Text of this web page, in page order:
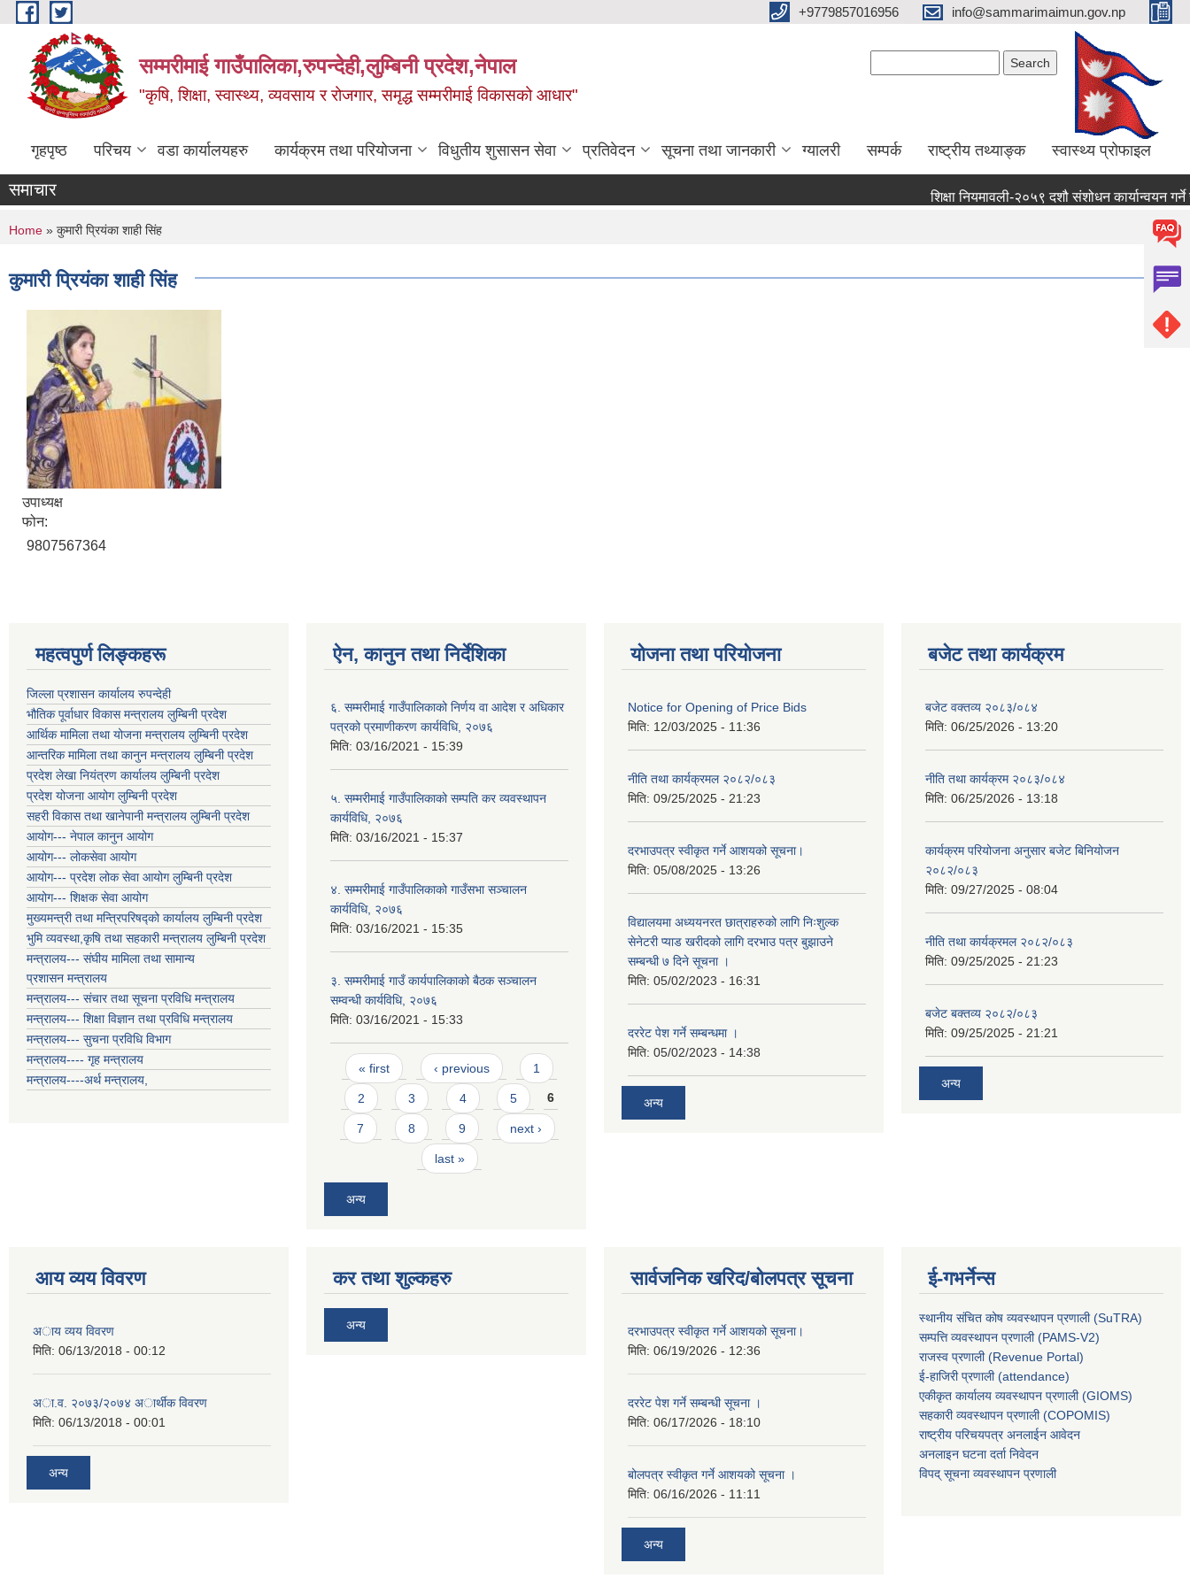
Skip to main content +9779857016956 info@sammarimaimun.gov.np
सम्मरीमाई गाउँपालिका,रुपन्देही,लुम्बिनी प्रदेश,नेपाल
"कृषि, शिक्षा, स्वास्थ्य, व्यवसाय र रोजगार, समृद्ध सम्मरीमाई विकासको आधार"
गृहपृष्ठ परिचय वडा कार्यालयहरु कार्यक्रम तथा परियोजना विधुतीय शुसासन सेवा प्रतिवेदन सूचना तथा जानकारी ग्यालरी सम्पर्क राष्ट्रीय तथ्याङ्क स्वास्थ्य प्रोफाइल
समाचार शिक्षा नियमावली-२०५९ दशौ संशोधन कार्यान्वयन गर्ने
You are here
Home » कुमारी प्रियंका शाही सिंह
कुमारी प्रियंका शाही सिंह
उपाध्यक्ष
फोन:
9807567364
महत्वपुर्ण लिङ्कहरू
जिल्ला प्रशासन कार्यालय रुपन्देही
भौतिक पूर्वाधार विकास मन्त्रालय लुम्बिनी प्रदेश
आर्थिक मामिला तथा योजना मन्त्रालय लुम्बिनी प्रदेश
आन्तरिक मामिला तथा कानुन मन्त्रालय लुम्बिनी प्रदेश
प्रदेश लेखा नियंत्रण कार्यालय लुम्बिनी प्रदेश
प्रदेश योजना आयोग लुम्बिनी प्रदेश
सहरी विकास तथा खानेपानी मन्त्रालय लुम्बिनी प्रदेश
आयोग--- नेपाल कानुन आयोग
आयोग--- लोकसेवा आयोग
आयोग--- प्रदेश लोक सेवा आयोग लुम्बिनी प्रदेश
आयोग--- शिक्षक सेवा आयोग
मुख्यमन्त्री तथा मन्त्रिपरिषद्को कार्यालय लुम्बिनी प्रदेश
भुमि व्यवस्था,कृषि तथा सहकारी मन्त्रालय लुम्बिनी प्रदेश
मन्त्रालय--- संघीय मामिला तथा सामान्य
प्रशासन मन्त्रालय
मन्त्रालय--- संचार तथा सूचना प्रविधि मन्त्रालय
मन्त्रालय--- शिक्षा विज्ञान तथा प्रविधि मन्त्रालय
मन्त्रालय--- सुचना प्रविधि विभाग
मन्त्रालय---- गृह मन्त्रालय
मन्त्रालय----अर्थ मन्त्रालय,
ऐन, कानुन तथा निर्देशिका
६. सम्मरीमाई गाउँपालिकाको निर्णय वा आदेश र अधिकार
पत्रको प्रमाणीकरण कार्यविधि, २०७६
मिति: 03/16/2021 - 15:39
५. सम्मरीमाई गाउँपालिकाको सम्पति कर व्यवस्थापन
कार्यविधि, २०७६
मिति: 03/16/2021 - 15:37
४. सम्मरीमाई गाउँपालिकाको गाउँसभा सञ्चालन
कार्यविधि, २०७६
मिति: 03/16/2021 - 15:35
३. सम्मरीमाई गाउँ कार्यपालिकाको बैठक सञ्चालन
सम्वन्धी कार्यविधि, २०७६
मिति: 03/16/2021 - 15:33
Pages
« first ‹ previous 1
2 3 4 5 6
7 8 9 next ›
last »
अन्य
योजना तथा परियोजना
Notice for Opening of Price Bids
मिति: 12/03/2025 - 11:36
नीति तथा कार्यक्रमल २०८२/०८३
मिति: 09/25/2025 - 21:23
दरभाउपत्र स्वीकृत गर्ने आशयको सूचना।
मिति: 05/08/2025 - 13:26
विद्यालयमा अध्ययनरत छात्राहरुको लागि निःशुल्क
सेनेटरी प्याड खरीदको लागि दरभाउ पत्र बुझाउने
सम्बन्धी ७ दिने सूचना ।
मिति: 05/02/2023 - 16:31
दररेट पेश गर्ने सम्बन्धमा ।
मिति: 05/02/2023 - 14:38
अन्य
बजेट तथा कार्यक्रम
बजेट वक्तव्य २०८३/०८४
मिति: 06/25/2026 - 13:20
नीति तथा कार्यक्रम २०८३/०८४
मिति: 06/25/2026 - 13:18
कार्यक्रम परियोजना अनुसार बजेट बिनियोजन
२०८२/०८३
मिति: 09/27/2025 - 08:04
नीति तथा कार्यक्रमल २०८२/०८३
मिति: 09/25/2025 - 21:23
बजेट बक्तव्य २०८२/०८३
मिति: 09/25/2025 - 21:21
अन्य
आय व्यय विवरण
अाय व्यय विवरण
मिति: 06/13/2018 - 00:12
अा.व. २०७३/२०७४ अार्थीक विवरण
मिति: 06/13/2018 - 00:01
अन्य
कर तथा शुल्कहरु
अन्य
सार्वजनिक खरिद/बोलपत्र सूचना
दरभाउपत्र स्वीकृत गर्ने आशयको सूचना।
मिति: 06/19/2026 - 12:36
दररेट पेश गर्ने सम्बन्धी सूचना ।
मिति: 06/17/2026 - 18:10
बोलपत्र स्वीकृत गर्ने आशयको सूचना ।
मिति: 06/16/2026 - 11:11
अन्य
ई-गभर्नेन्स
स्थानीय संचित कोष व्यवस्थापन प्रणाली (SuTRA)
सम्पत्ति व्यवस्थापन प्रणाली (PAMS-V2)
राजस्व प्रणाली (Revenue Portal)
ई-हाजिरी प्रणाली (attendance)
एकीकृत कार्यालय व्यवस्थापन प्रणाली (GIOMS)
सहकारी व्यवस्थापन प्रणाली (COPOMIS)
राष्ट्रीय परिचयपत्र अनलाईन आवेदन
अनलाइन घटना दर्ता निवेदन
विपद् सूचना व्यवस्थापन प्रणाली